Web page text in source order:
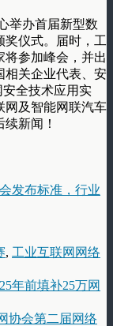
举办首届新型数
奖仪式。届时，工
将参加峰会，并出
相关企业代表、安
全技术应用实
网及智能网联汽车
新闻！
发布标准，行业
, 工业互联网网络
年前填补25万网
协会第二届网络